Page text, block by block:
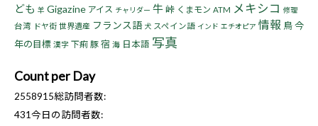
ども 羊 Gigazine アイス チャリダー 牛峠 くまモン ATM メキシコ 修理
台湾 ドヤ街 世界遺産 フランス語 犬 スペイン語 インド エチオピア 情報 鳥今
年の目標 漢字 下痢 豚 宿 海 日本語 写真
Count per Day
2558915総訪問者数:
431今日の訪問者数: